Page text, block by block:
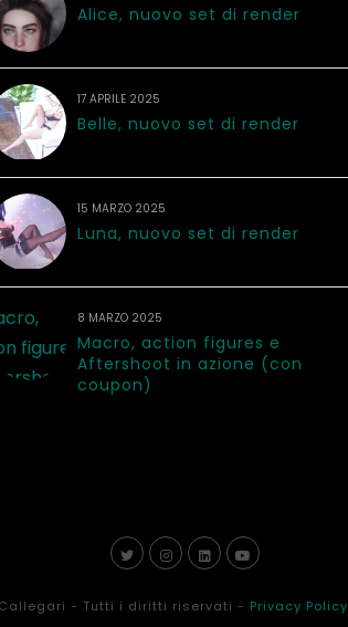
Alice, nuovo set di render
17 APRILE 2025
Belle, nuovo set di render
15 MARZO 2025
Luna, nuovo set di render
8 MARZO 2025
Macro, action figures e
Aftershoot in azione (con
coupon)
- Tutti i diritti riservati - Privacy Policy